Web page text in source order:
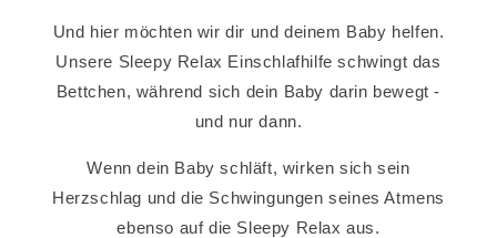
Und hier möchten wir dir und deinem Baby helfen.
Unsere Sleepy Relax Einschlafhilfe schwingt das
Bettchen, während sich dein Baby darin bewegt -
und nur dann.
Wenn dein Baby schläft, wirken sich sein
Herzschlag und die Schwingungen seines Atmens
ebenso auf die Sleepy Relax aus.